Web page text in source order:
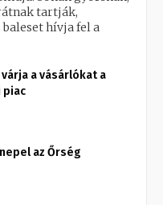
tartják,
hívja fel a
a vásárlókat a
piac
az Őrség